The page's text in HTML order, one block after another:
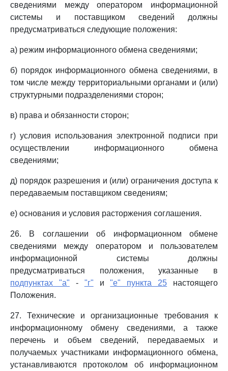
сведениями между оператором информационной
системы и поставщиком сведений должны
предусматриваться следующие положения:
а) режим информационного обмена сведениями;
б) порядок информационного обмена сведениями, в
том числе между территориальными органами и (или)
структурными подразделениями сторон;
в) права и обязанности сторон;
г) условия использования электронной подписи при
осуществлении информационного обмена
сведениями;
д) порядок разрешения и (или) ограничения доступа к
передаваемым поставщиком сведениям;
е) основания и условия расторжения соглашения.
26. В соглашении об информационном обмене
сведениями между оператором и пользователем
информационной системы должны
предусматриваться положения, указанные в
подпунктах "а" - "г" и"е" пункта 25 настоящего
Положения.
27. Технические и организационные требования к
информационному обмену сведениями, а также
перечень и объем сведений, передаваемых и
получаемых участниками информационного обмена,
устанавливаются протоколом об информационном